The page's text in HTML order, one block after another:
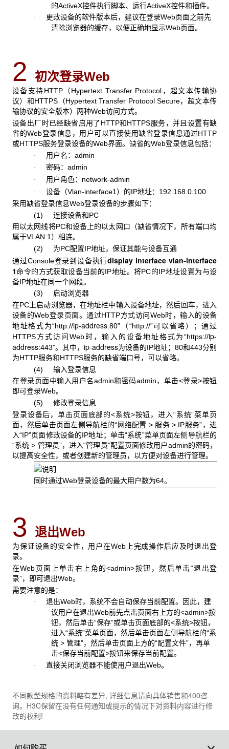
的ActiveX控件执行脚本、运行ActiveX控件和插件。
· 更改设备的软件版本后，建议在登录Web页面之前先
清除浏览器的缓存，以便正确地显示Web页面。
2 初次登录Web
设备支持HTTP（Hypertext Transfer Protocol，超文本传输协
议）和HTTPS（Hypertext Transfer Protocol Secure，超文本传
输协议的安全版本）两种Web访问方式。
设备出厂时已经缺省启用了HTTP和HTTPS服务，并且设置有缺
省的Web登录信息，用户可以直接使用缺省登录信息通过HTTP
或HTTPS服务登录设备的Web界面。缺省的Web登录信息包括：
· 用户名：admin
· 密码：admin
· 用户角色：network-admin
· 设备（Vlan-interface1）的IP地址：192.168.0.100
采用缺省登录信息Web登录设备的步骤如下：
(1) 连接设备和PC
用以太网线将PC和设备上的以太网口（缺省情况下，所有端口均
属于VLAN 1）相连。
(2) 为PC配置IP地址，保证其能与设备互通
通过Console登录到设备执行display interface vlan-interface
1命令的方式获取设备当前的IP地址。将PC的IP地址设置为与设
备IP地址在同一个网段。
(3) 启动浏览器
在PC上启动浏览器，在地址栏中输入设备地址，然后回车，进入
设备的Web登录页面。通过HTTP方式访问Web时，输入的设备
地址格式为“http://ip-address:80”（“http://”可以省略）；通过
HTTPS方式访问Web时，输入的设备地址格式为“https://ip-
address:443”。其中， ip-address为设备的IP地址；80和443分别
为HTTP服务和HTTPS服务的缺省端口号，可以省略。
(4) 输入登录信息
在登录页面中输入用户名admin和密码admin，单击<登录>按钮
即可登录Web。
(5) 修改登录信息
登录设备后，单击页面底部的<系统>按钮，进入“系统”菜单页
面，然后单击页面左侧导航栏的“网络配置 > 服务 > IP服务”，进
入“IP”页面修改设备的IP地址；单击“系统”菜单页面左侧导航栏的
“系统 > 管理员”，进入“管理员”配置页面修改用户admin的密码，
以提高安全性，或者创建新的管理员，以方便对设备进行管理。
同时通过Web登录设备的最大用户数为64。
3 退出Web
为保证设备的安全性，用户在Web上完成操作后应及时退出登
录。
在Web页面上单击右上角的<admin>按钮，然后单击“退出登
录”，即可退出Web。
需要注意的是：
· 退出Web时，系统不会自动保存当前配置。因此，建
议用户在退出Web前先点击页面右上方的<admin>按
钮，然后单击“保存”或单击页面底部的<系统>按钮，
进入“系统”菜单页面，然后单击页面左侧导航栏的“系
统 > 管理”，然后单击页面上方的“配置文件”，再单
击<保存当前配置>按钮来保存当前配置。
· 直接关闭浏览器不能使用户退出Web。
不同款型规格的资料略有差异, 详细信息请向具体销售和400咨
询。H3C保留在没有任何通知或提示的情况下对资料内容进行修
改的权利!